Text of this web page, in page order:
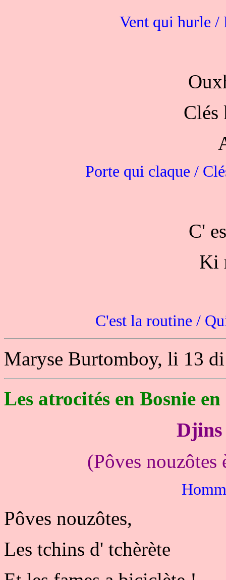
Vent qui hurle /
Clés
Porte qui claque /
C'
Ki
C'est la routine /
Maryse Burtomboy, li 13
Les atrocités en Bosnie
Djins
(Pôves nouzôtes
Pôves nouzôtes,
Les tchins d' tchèrète